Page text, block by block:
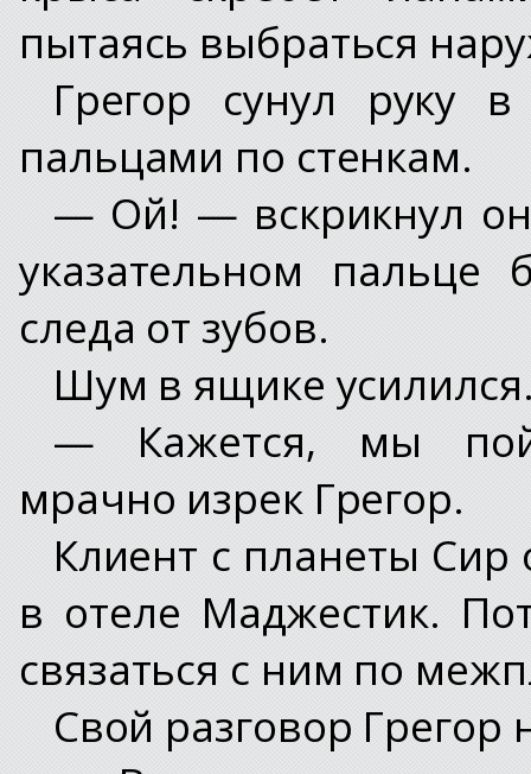
пытаясь выбраться
Грегор сунул руку
пальцами по стенкам.
— Ой! — вскрикнул
указательном
следа от зубов.
Шум в ящике
— Кажется, мы
мрачно изрек Грегор.
Клиент с планеты Сир
в отеле Маджестик.
связаться с ним по
Свой разговор Грегор